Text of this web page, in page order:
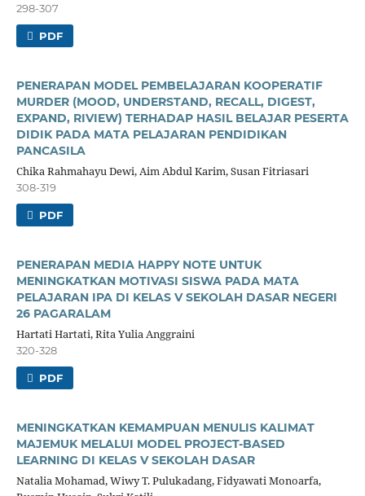
298-307
PDF
PENERAPAN MODEL PEMBELAJARAN KOOPERATIF
MURDER (MOOD, UNDERSTAND, RECALL, DIGEST,
EXPAND, RIVIEW) TERHADAP HASIL BELAJAR PESERTA
DIDIK PADA MATA PELAJARAN PENDIDIKAN
PANCASILA
Chika Rahmahayu Dewi, Aim Abdul Karim, Susan Fitriasari
308-319
PDF
PENERAPAN MEDIA HAPPY NOTE UNTUK
MENINGKATKAN MOTIVASI SISWA PADA MATA
PELAJARAN IPA DI KELAS V SEKOLAH DASAR NEGERI
26 PAGARALAM
Hartati Hartati, Rita Yulia Anggraini
320-328
PDF
MENINGKATKAN KEMAMPUAN MENULIS KALIMAT
MAJEMUK MELALUI MODEL PROJECT-BASED
LEARNING DI KELAS V SEKOLAH DASAR
Natalia Mohamad, Wiwy T. Pulukadang, Fidyawati Monoarfa,